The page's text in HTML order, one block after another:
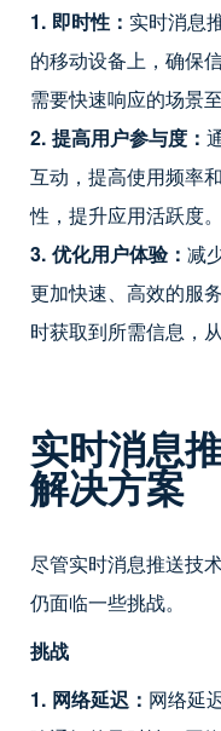
1. 即时性： 实时消息
的移动设备上，确保
需要快速响应的场景至
2. 提高用户参与度：
互动，提高使用频率
性，提升应用活跃度。
3. 优化用户体验： 减
更加快速、高效的服
时获取到所需信息，
实时消息
解决方案
尽管实时消息推送技
仍面临一些挑战。
挑战
1. 网络延迟： 网络延